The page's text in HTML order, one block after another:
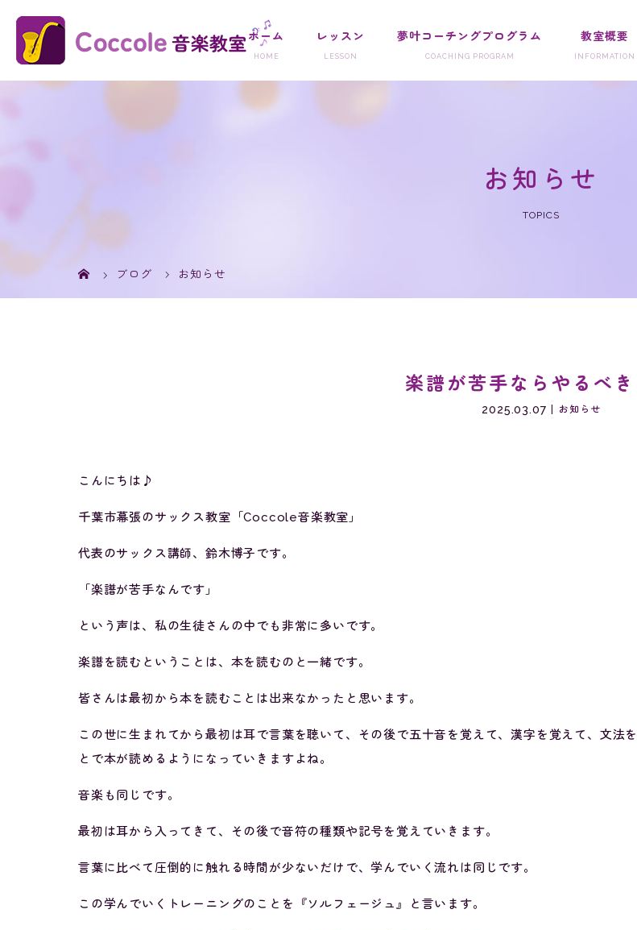
ホーム レッスン 夢叶コーチングプログラム 教室概要
お知らせ
TOPICS
ブログ お知らせ
楽譜が苦手ならやるべき
2025.03.07 お知らせ
こんにちは♪
千葉市幕張のサックス教室「Coccole音楽教室」
代表のサックス講師、鈴木博子です。
「楽譜が苦手なんです」
という声は、私の生徒さんの中でも非常に多いです。
楽譜を読むということは、本を読むのと一緒です。
皆さんは最初から本を読むことは出来なかったと思います。
この世に生まれてから最初は耳で言葉を聴いて、その後で五十音を覚えて、漢字を覚えて、文法
とで本が読めるようになっていきますよね。
音楽も同じです。
最初は耳から入ってきて、その後で音符の種類や記号を覚えていきます。
言葉に比べて圧倒的に触れる時間が少ないだけで、学んでいく流れは同じです。
この学んでいくトレーニングのことを『ソルフェージュ』と言います。